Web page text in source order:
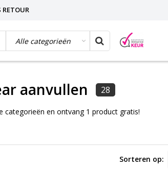
RETOUR
aanvullen 28
categorieën en ontvang 1 product gratis!
Sorteren op: